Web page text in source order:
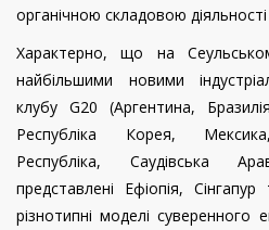
органічною складовою
Характерно, що на
найбільшими новими
клубу G20 (Аргентина,
Республіка Корея,
Республіка, Саудівська
представлені Ефіопія,
різнотипні моделі суверенного